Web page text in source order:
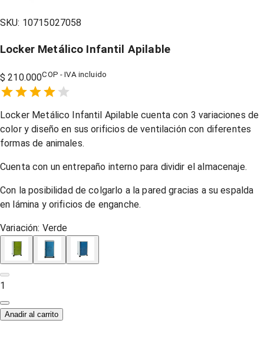
SKU: 10715027058
Locker Metálico Infantil Apilable
$ 210.000COP - IVA incluido
1 Star,
2 Stars,
3 Stars,
4 Stars,
5 Stars,
Locker Metálico Infantil Apilable cuenta con 3 variaciones de
color y diseño en sus orificios de ventilación con diferentes
formas de animales.
Cuenta con un entrepaño interno para dividir el almacenaje.
Con la posibilidad de colgarlo a la pared gracias a su espalda
en lámina y orificios de enganche.
Variación: Verde
1
Anadir al carrito